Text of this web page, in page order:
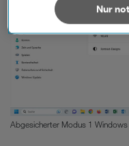
Abgesicherter Modus 1 Windows
außerhalb der
verarbeiten. Sie
Datenschutzniveau
Rechtsbehelfe zur
Cookies von
Datenschutzniveau
(z.B. Data Privacy
Unternehmen
Nur